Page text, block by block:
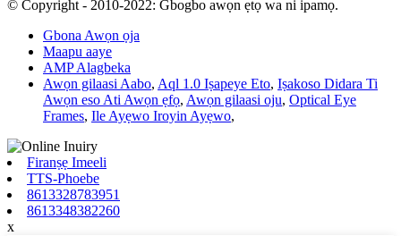
© Copyright - 2010-2022: Gbogbo awọn ẹtọ wa ni ipamọ.
Gbona Awọn ọja
Maapu aaye
AMP Alagbeka
Awọn gilaasi Aabo, Aql 1.0 Iṣapeye Eto, Iṣakoso Didara Ti
Awọn eso Ati Awọn ẹfọ, Awọn gilaasi oju, Optical Eye
Frames, Ile Ayẹwo Iroyin Ayẹwo,
Firanṣẹ Imeeli
TTS-Phoebe
8613328783951
8613348382260
x